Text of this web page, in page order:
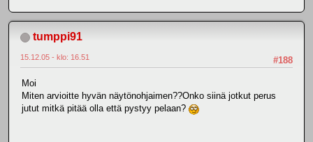
tumppi91
#188
15.12.05 - klo: 16.51
Moi
Miten arvioitte hyvän näytönohjaimen??Onko siinä jotkut perus
jutut mitkä pitää olla että pystyy pelaan?